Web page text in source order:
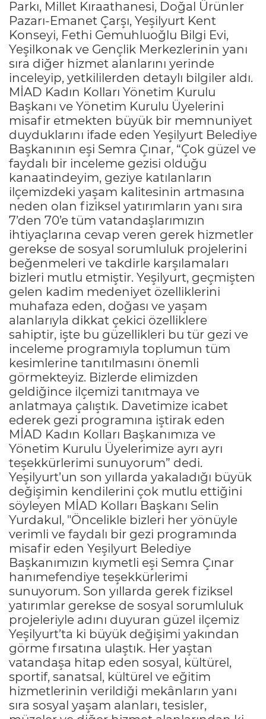
Parkı, Millet Kıraathanesi, Doğal Ürünler
Pazarı-Emanet Çarşı, Yeşilyurt Kent
Konseyi, Fethi Gemuhluoğlu Bilgi Evi,
Yeşilkonak ve Gençlik Merkezlerinin yanı
sıra diğer hizmet alanlarını yerinde
inceleyip, yetkililerden detaylı bilgiler aldı.
MİAD Kadın Kolları Yönetim Kurulu
Başkanı ve Yönetim Kurulu Üyelerini
misafir etmekten büyük bir memnuniyet
duyduklarını ifade eden Yeşilyurt Belediye
Başkanının eşi Semra Çınar, “Çok güzel ve
faydalı bir inceleme gezisi olduğu
kanaatindeyim, geziye katılanların
ilçemizdeki yaşam kalitesinin artmasına
neden olan fiziksel yatırımların yanı sıra
7’den 70’e tüm vatandaşlarımızın
ihtiyaçlarına cevap veren gerek hizmetler
gerekse de sosyal sorumluluk projelerini
beğenmeleri ve takdirle karşılamaları
bizleri mutlu etmiştir. Yeşilyurt, geçmişten
gelen kadim medeniyet özelliklerini
muhafaza eden, doğası ve yaşam
alanlarıyla dikkat çekici özelliklere
sahiptir, işte bu güzellikleri bu tür gezi ve
inceleme programıyla toplumun tüm
kesimlerine tanıtılmasını önemli
görmekteyiz. Bizlerde elimizden
geldiğince ilçemizi tanıtmaya ve
anlatmaya çalıştık. Davetimize icabet
ederek gezi programına iştirak eden
MİAD Kadın Kolları Başkanımıza ve
Yönetim Kurulu Üyelerimize ayrı ayrı
teşekkürlerimi sunuyorum” dedi.
Yeşilyurt’un son yıllarda yakaladığı büyük
değişimin kendilerini çok mutlu ettiğini
söyleyen MİAD Kolları Başkanı Selin
Yurdakul, "Öncelikle bizleri her yönüyle
verimli ve faydalı bir gezi programında
misafir eden Yeşilyurt Belediye
Başkanımızın kıymetli eşi Semra Çınar
hanımefendiye teşekkürlerimi
sunuyorum. Son yıllarda gerek fiziksel
yatırımlar gerekse de sosyal sorumluluk
projeleriyle adını duyuran güzel ilçemiz
Yeşilyurt’ta ki büyük değişimi yakından
görme fırsatına ulaştık. Her yaştan
vatandaşa hitap eden sosyal, kültürel,
sportif, sanatsal, kültürel ve eğitim
hizmetlerinin verildiği mekânların yanı
sıra sosyal yaşam alanları, tesisler,